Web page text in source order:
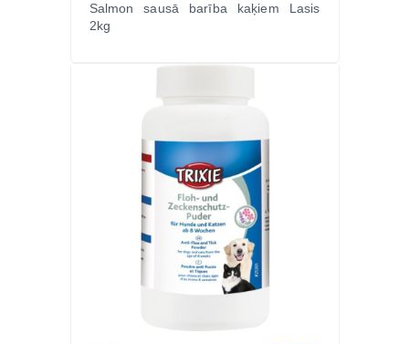
Salmon sausā barība kaķiem Lasis
2kg